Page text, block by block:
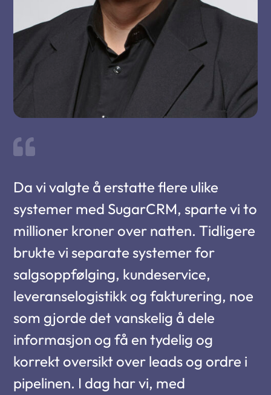

Da vi valgte å erstatte flere ulike
systemer med SugarCRM, sparte vi to
millioner kroner over natten. Tidligere
brukte vi separate systemer for
salgsoppfølging, kundeservice,
leveranselogistikk og fakturering, noe
som gjorde det vanskelig å dele
informasjon og få en tydelig og
korrekt oversikt over leads og ordre i
pipelinen. I dag har vi, med